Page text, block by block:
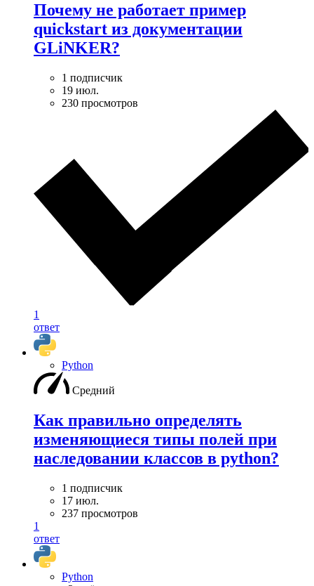
Почему не работает пример
quickstart из документации
GLiNKER?
1 подписчик
19 июл.
230 просмотров
1
ответ
Python
Средний
Как правильно определять
изменяющиеся типы полей при
наследовании классов в python?
1 подписчик
17 июл.
237 просмотров
1
ответ
Python